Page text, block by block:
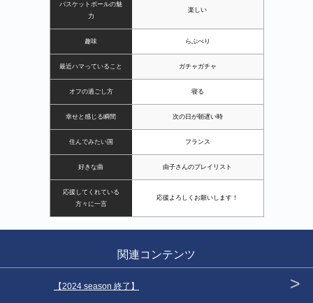
バスケットボールの魅
力
楽しい
趣味 らぶべり
最近ハマっていること ガチャガチャ
オフの過ごし方 寝る
幸せと感じる瞬間 次の日が朝遅い時
住んでみたい国 フランス
好きな曲 由子さんのプレイリスト
応援してくれている
方々に一言
応援よろしくお願いします！
関連コンテンツ
【2024 season 終了】 >